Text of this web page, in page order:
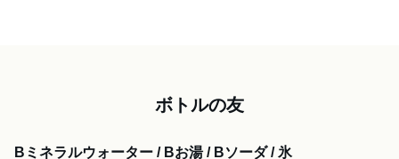
ボトルの友
Bミネラルウォーター / Bお湯 / Bソーダ / 氷